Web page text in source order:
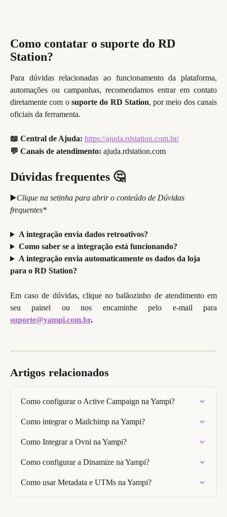
Como contatar o suporte do RD
Station?
Para dúvidas relacionadas ao funcionamento da plataforma,
automações ou campanhas, recomendamos entrar em contato
diretamente com o suporte do RD Station, por meio dos canais
oficiais da ferramenta.
📖 Central de Ajuda: https://ajuda.rdstation.com.br/
💬 Canais de atendimento: ajuda.rdstation.com
Dúvidas frequentes 🤔
▶️Clique na setinha para abrir o conteúdo de Dúvidas
frequentes*
A integração envia dados retroativos?
Como saber se a integração está funcionando?
A integração envia automaticamente os dados da loja
para o RD Station?
Em caso de dúvidas, clique no balãozinho de atendimento em
seu painel ou nos encaminhe pelo e-mail para
suporte@yampi.com.br.
Artigos relacionados
Como configurar o Active Campaign na Yampi?
Como integrar o Mailchimp na Yampi?
Como Integrar a Ovni na Yampi?
Como configurar a Dinamize na Yampi?
Como usar Metadata e UTMs na Yampi?